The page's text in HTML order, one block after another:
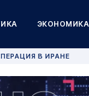
ЭКОНОМИКА
В ИРАНЕ